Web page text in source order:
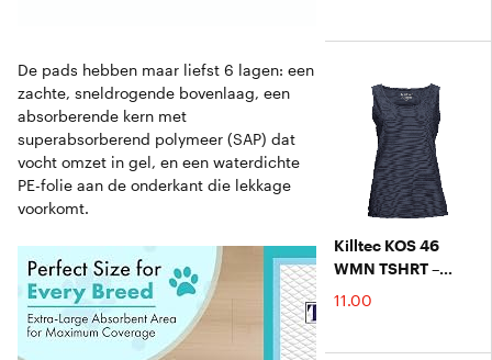
De pads hebben maar liefst 6 lagen: een
zachte, sneldrogende bovenlaag, een
absorberende kern met
superabsorberend polymeer (SAP) dat
vocht omzet in gel, en een waterdichte
PE-folie aan de onderkant die lekkage
voorkomt.
Buitendeuren
Killtec KOS 46
WMN TSHRT –
Functioneel
11.00